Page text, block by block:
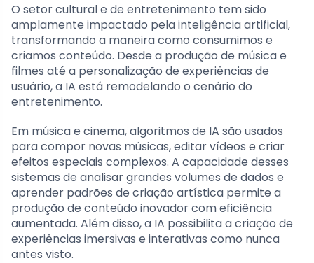
O setor cultural e de entretenimento tem sido
amplamente impactado pela inteligência artificial,
transformando a maneira como consumimos e
criamos conteúdo. Desde a produção de música e
filmes até a personalização de experiências de
usuário, a IA está remodelando o cenário do
entretenimento.
Em música e cinema, algoritmos de IA são usados
para compor novas músicas, editar vídeos e criar
efeitos especiais complexos. A capacidade desses
sistemas de analisar grandes volumes de dados e
aprender padrões de criação artística permite a
produção de conteúdo inovador com eficiência
aumentada. Além disso, a IA possibilita a criação de
experiências imersivas e interativas como nunca
antes visto.